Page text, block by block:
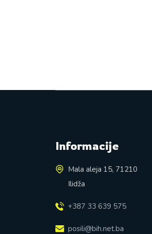
Informacije
Mala aleja 15, 71210
Ilidža
+387 33 639 575
posili@bih.net.ba